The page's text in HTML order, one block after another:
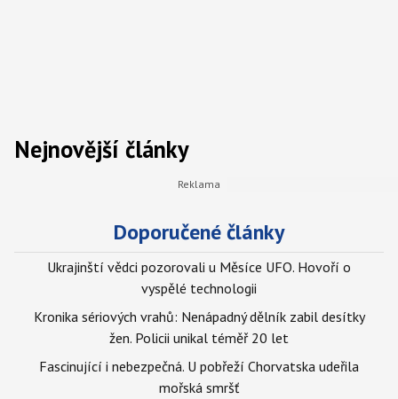
Nejnovější články
Doporučené články
Ukrajinští vědci pozorovali u Měsíce UFO. Hovoří o
vyspělé technologii
Kronika sériových vrahů: Nenápadný dělník zabil desítky
žen. Policii unikal téměř 20 let
Fascinující i nebezpečná. U pobřeží Chorvatska udeřila
mořská smršť